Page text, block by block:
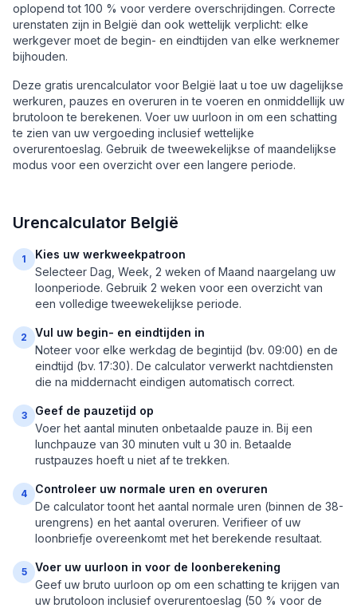
oplopend tot 100 % voor verdere overschrijdingen. Correcte
urenstaten zijn in België dan ook wettelijk verplicht: elke
werkgever moet de begin- en eindtijden van elke werknemer
bijhouden.
Deze gratis urencalculator voor België laat u toe uw dagelijkse
werkuren, pauzes en overuren in te voeren en onmiddellijk uw
brutoloon te berekenen. Voer uw uurloon in om een schatting
te zien van uw vergoeding inclusief wettelijke
overurentoeslag. Gebruik de tweewekelijkse of maandelijkse
modus voor een overzicht over een langere periode.
Urencalculator België
1
Kies uw werkweekpatroon
Selecteer Dag, Week, 2 weken of Maand naargelang uw
loonperiode. Gebruik 2 weken voor een overzicht van
een volledige tweewekelijkse periode.
2
Vul uw begin- en eindtijden in
Noteer voor elke werkdag de begintijd (bv. 09:00) en de
eindtijd (bv. 17:30). De calculator verwerkt nachtdiensten
die na middernacht eindigen automatisch correct.
3
Geef de pauzetijd op
Voer het aantal minuten onbetaalde pauze in. Bij een
lunchpauze van 30 minuten vult u 30 in. Betaalde
rustpauzes hoeft u niet af te trekken.
4
Controleer uw normale uren en overuren
De calculator toont het aantal normale uren (binnen de 38-
urengrens) en het aantal overuren. Verifieer of uw
loonbriefje overeenkomt met het berekende resultaat.
5
Voer uw uurloon in voor de loonberekening
Geef uw bruto uurloon op om een schatting te krijgen van
uw brutoloon inclusief overurentoeslag (50 % voor de